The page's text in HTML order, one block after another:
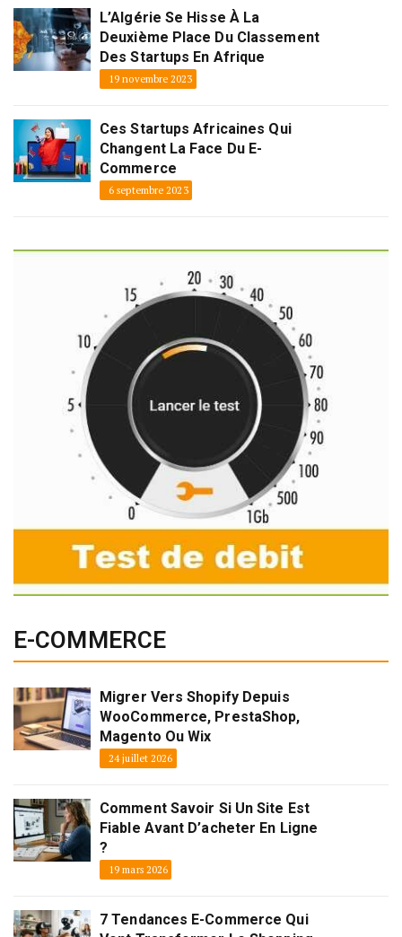
L’Algérie Se Hisse À La
Deuxième Place Du Classement
Des Startups En Afrique
19 novembre 2023
Ces Startups Africaines Qui
Changent La Face Du E-
Commerce
6 septembre 2023
E-COMMERCE
Migrer Vers Shopify Depuis
WooCommerce, PrestaShop,
Magento Ou Wix
24 juillet 2026
Comment Savoir Si Un Site Est
Fiable Avant D’acheter En Ligne
?
19 mars 2026
7 Tendances E-Commerce Qui